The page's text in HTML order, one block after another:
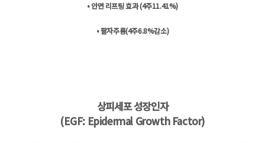
• 안면 리프팅 효과 (4주11.41%)
• 팔자주름(4주6.8%감소)
상피세포 성장인자
(EGF: Epidermal Growth Factor)